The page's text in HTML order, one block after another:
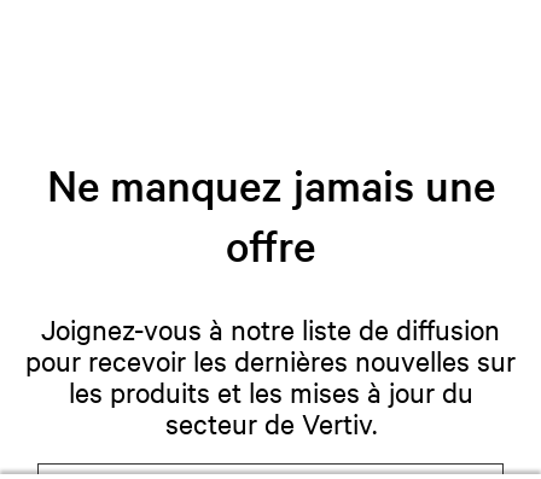
Ne manquez jamais une
offre
Joignez-vous à notre liste de diffusion
pour recevoir les dernières nouvelles sur
les produits et les mises à jour du
secteur de Vertiv.